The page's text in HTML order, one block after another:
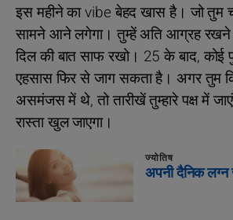
इस महीने का vibe बेहद खास है। जो तुम
सामने आने लगेगा। तुम्‍हें अति आग्रह
दिल की बात साफ रखो। 25 के बाद, कोई
एहसास फिर से जाग सकता है। अगर तुम
असमंजस में थे, तो तारीखें तुम्हारे पक्ष में
रास्ता खुल जाएगा।
ज्योतिष
अपनी दैनिक लग्न